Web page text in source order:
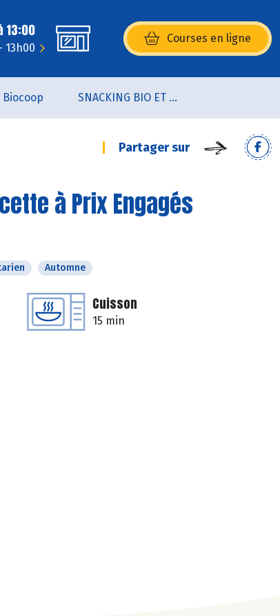
13:00
13h00
Courses en ligne
(s’ouvre dans une nouvelle
Biocoop SNACKING BIO ET LOCAL
Partager sur
à Prix Engagés
Automne
Cuisson
15 min